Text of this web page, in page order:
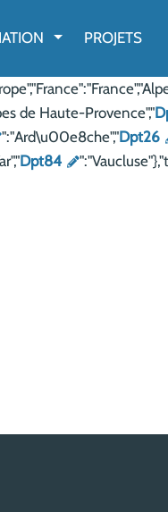
AFFICHER LE
PROJETS
de Haute-Provence","
":"Ard\u00e8che","Dpt26
Dpt84